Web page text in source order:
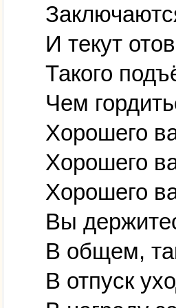
И текут
Такого
Чем
Хорошего
Хорошего
Хорошего
Вы
В общем,
В отпуск